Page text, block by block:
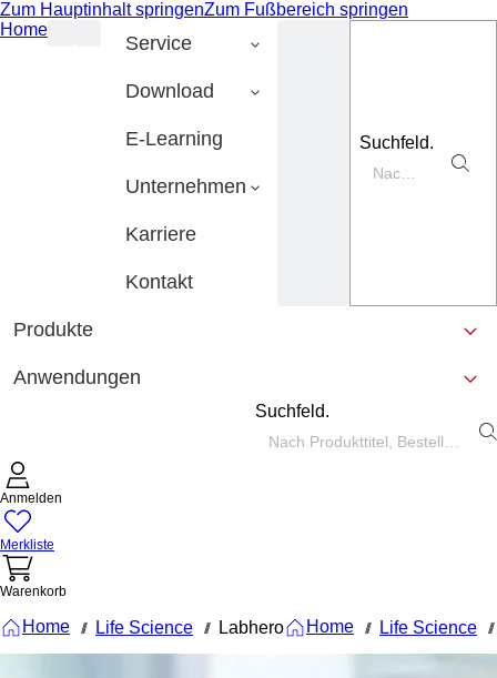
Zum Hauptinhalt springenZum Fußbereich springen
Home
Service
Download
E-Learning
Unternehmen
Karriere
Kontakt
Suchfeld.
Produkte
Anwendungen
Suchfeld.
Anmelden
Merkliste
Warenkorb
Home /// Life Science /// Labhero Home /// Life Science ///